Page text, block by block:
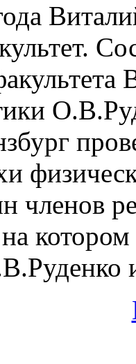
членов